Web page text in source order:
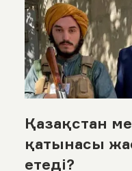
Қазақстан
қатынасы
етеді?